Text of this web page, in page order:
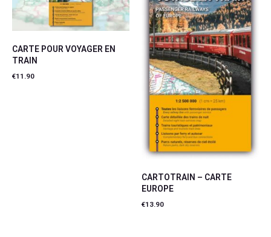
CARTE POUR VOYAGER EN
TRAIN
€11.90
CARTOTRAIN – CARTE
EUROPE
€13.90